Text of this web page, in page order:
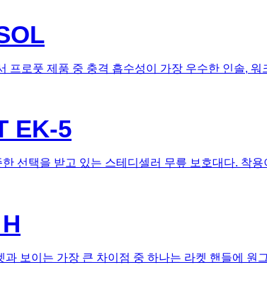
로풋 제품 중 충격 흡수성이 가장 우수한 인솔, 워
EK-5
선택을 받고 있는 스테디셀러 무릎 보호대다. 착
보이는 가장 큰 차이점 중 하나는 라켓 핸들에 원